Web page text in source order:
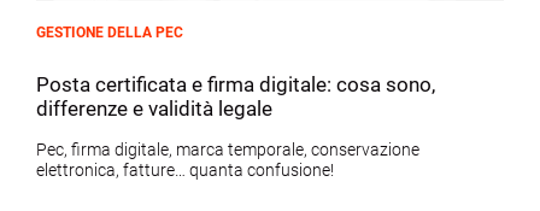
GESTIONE DELLA PEC
Posta certificata e firma digitale: cosa sono,
differenze e validità legale
Pec, firma digitale, marca temporale, conservazione
elettronica, fatture… quanta confusione!